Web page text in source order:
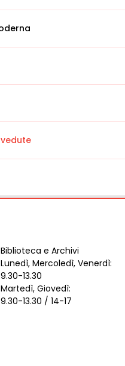
Biblioteca e Archivi
Lunedì, Mercoledì, Venerdì:
9.30-13.30
Martedì, Giovedì:
9.30-13.30 / 14-17